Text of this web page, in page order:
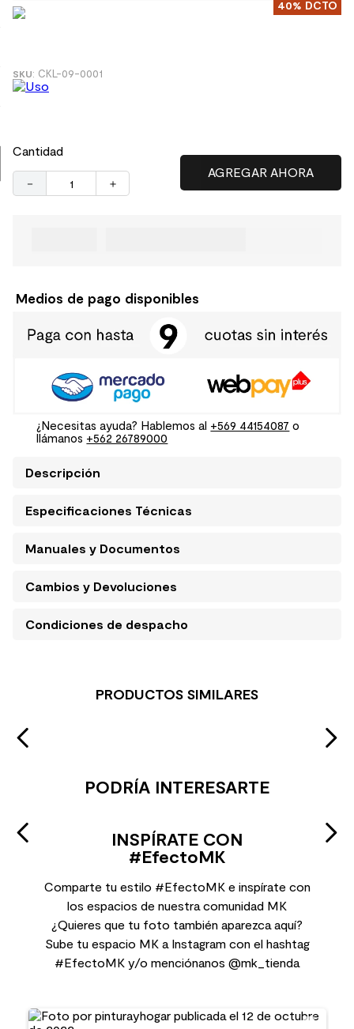
40% DCTO
: CKL-09-0001
Cantidad
＋
－
Medios de pago disponibles
¿Necesitas ayuda? Hablemos al +569 44154087 o
llámanos +562 26789000
Descripción
Especificaciones Técnicas
Manuales y Documentos
Cambios y Devoluciones
Condiciones de despacho
PRODUCTOS SIMILARES
PODRÍA INTERESARTE
INSPÍRATE CON
#EfectoMK
Comparte tu estilo #EfectoMK e inspírate con
los espacios de nuestra comunidad MK
¿Quieres que tu foto también aparezca aquí?
Sube tu espacio MK a Instagram con el hashtag
#EfectoMK y/o menciónanos @mk_tienda